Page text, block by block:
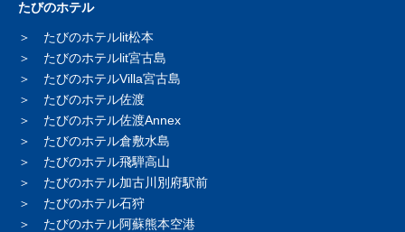
たびのホテル
たびのホテルlit松本
たびのホテルlit宮古島
たびのホテルVilla宮古島
たびのホテル佐渡
たびのホテル佐渡Annex
たびのホテル倉敷水島
たびのホテル飛騨高山
たびのホテル加古川別府駅前
たびのホテル石狩
たびのホテル阿蘇熊本空港